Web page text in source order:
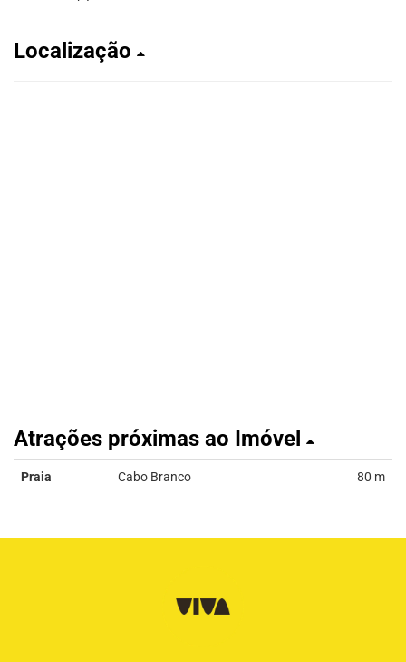
Localização
Atrações próximas ao Imóvel
Praia Cabo Branco 80 m